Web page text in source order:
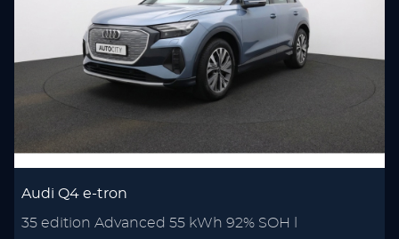
Audi Q4 e-tron
35 edition Advanced 55 kWh 92% SOH l